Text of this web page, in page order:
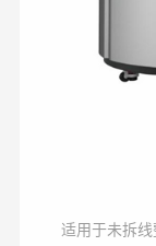
适用于未拆